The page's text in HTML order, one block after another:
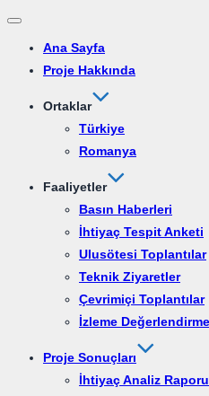
aç/kapatAna Sayfa
Proje Hakkında
Ortaklar
Türkiye
Romanya
Faaliyetler
Basın Haberleri
İhtiyaç Tespit Anketi
Ulusötesi Toplantılar
Teknik Ziyaretler
Çevrimiçi Toplantılar
İzleme
Proje Sonuçları
İhtiyaç Analiz Raporu